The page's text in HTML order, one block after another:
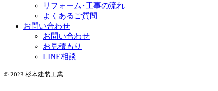
リフォーム･工事の流れ
よくあるご質問
お問い合わせ
お問い合わせ
お見積もり
LINE相談
© 2023 杉本建装工業